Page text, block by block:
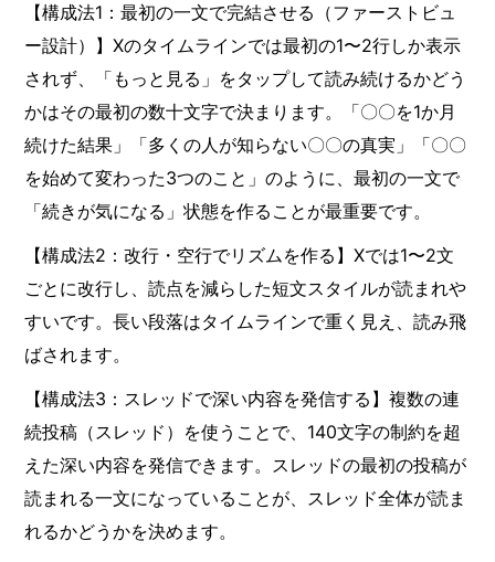
【構成法1：最初の一文で完結させる（ファーストビュ
ー設計）】Xのタイムラインでは最初の1〜2行しか表示
されず、「もっと見る」をタップして読み続けるかどう
かはその最初の数十文字で決まります。「〇〇を1か月
続けた結果」「多くの人が知らない〇〇の真実」「〇〇
を始めて変わった3つのこと」のように、最初の一文で
「続きが気になる」状態を作ることが最重要です。
【構成法2：改行・空行でリズムを作る】Xでは1〜2文
ごとに改行し、読点を減らした短文スタイルが読まれや
すいです。長い段落はタイムラインで重く見え、読み飛
ばされます。
【構成法3：スレッドで深い内容を発信する】複数の連
続投稿（スレッド）を使うことで、140文字の制約を超
えた深い内容を発信できます。スレッドの最初の投稿が
読まれる一文になっていることが、スレッド全体が読ま
れるかどうかを決めます。